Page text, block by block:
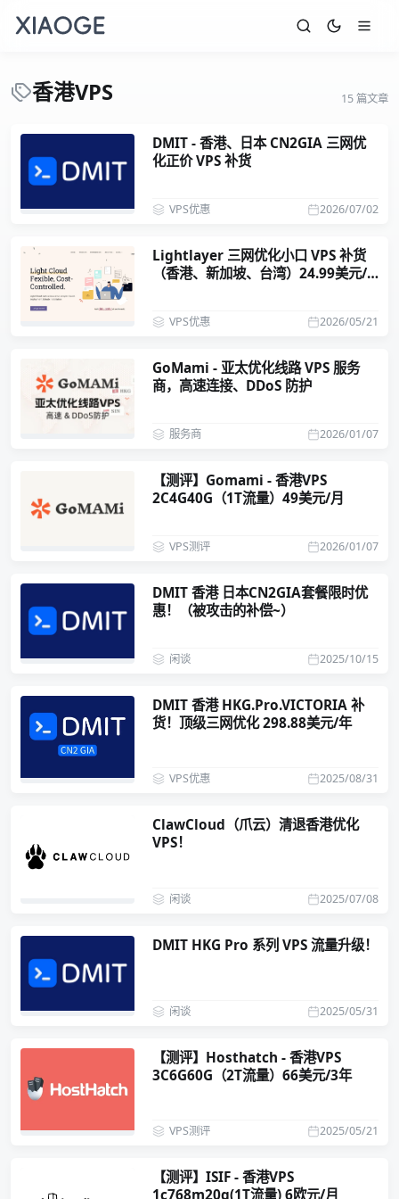
香港VPS 15 篇文章
DMIT - 香港、日本 CN2GIA 三网优
化正价 VPS 补货
2026/07/02
VPS优惠
Lightlayer 三网优化小口 VPS 补货
（香港、新加坡、台湾）24.99美元/
2026/05/21
VPS优惠
GoMami - 亚太优化线路 VPS 服务
商，高速连接、DDoS 防护
2026/01/07
服务商
【测评】Gomami - 香港VPS
2C4G40G（1T流量）49美元/月
2026/01/07
VPS测评
DMIT 香港 日本CN2GIA套餐限时优
惠！（被攻击的补偿~）
2025/10/15
闲谈
DMIT 香港 HKG.Pro.VICTORIA 补
货！顶级三网优化 298.88美元/年
2025/08/31
VPS优惠
ClawCloud（爪云）清退香港优化
VPS！
2025/07/08
闲谈
DMIT HKG Pro 系列 VPS 流量升级！
2025/05/31
闲谈
【测评】Hosthatch - 香港VPS
3C6G60G（2T流量）66美元/3年
2025/05/21
VPS测评
【测评】ISIF - 香港VPS
1c768m20g(1T流量) 6欧元/月